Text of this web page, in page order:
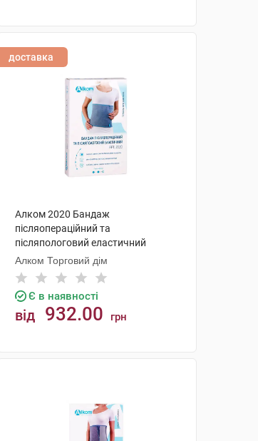
доставка
Алком 2020 Бандаж
післяопераційний та
післяпологовий еластичний
розмір 5 1 шт
Алком Торговий дім
Є в наявності
від 932.00 грн